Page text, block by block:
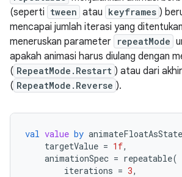
(seperti tween atau keyframes )
mencapai jumlah iterasi yang
meneruskan parameter repeatMode
apakah animasi harus diulang dengan
( RepeatMode.Restart ) atau dari akhir
( RepeatMode.Reverse ).
val value by animateFloatAsState
targetValue = 1f,
animationSpec = repeatable(
iterations = 3,